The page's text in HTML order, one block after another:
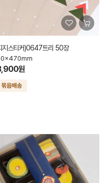
지스티커)0647트리 50장
원